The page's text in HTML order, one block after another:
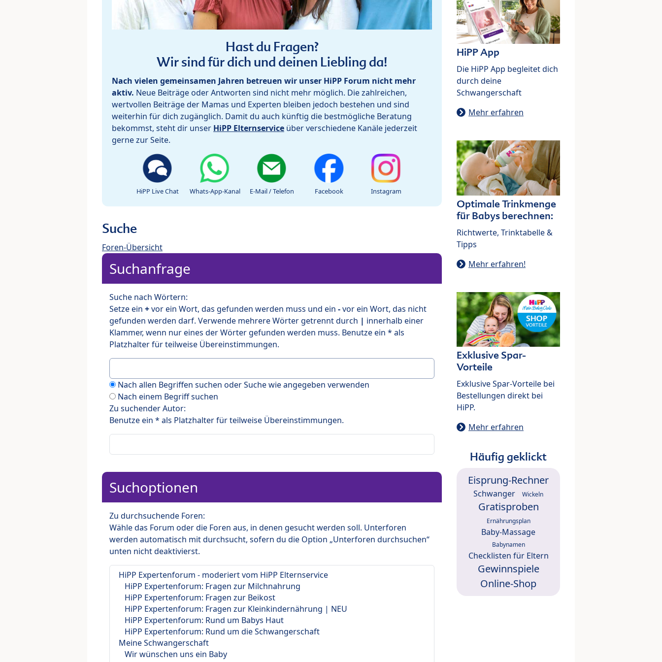
Hast du Fragen?
Wir sind für dich und deinen Liebling da!
Nach vielen gemeinsamen Jahren betreuen wir unser HiPP Forum nicht mehr
aktiv. Neue Beiträge oder Antworten sind nicht mehr möglich. Die zahlreichen,
wertvollen Beiträge der Mamas und Experten bleiben jedoch bestehen und sind
weiterhin für dich zugänglich. Damit du auch künftig die bestmögliche Beratung
bekommst, steht dir unser HiPP Elternservice über verschiedene Kanäle jederzeit
gerne zur Seite.
HiPP Live Chat Whats-App-Kanal E-Mail / Telefon Facebook Instagram
Suche
Foren-Übersicht
Suchanfrage
Suche nach Wörtern:
Setze ein +vor ein Wort, das gefunden werden muss und ein -vor ein Wort, das nicht
gefunden werden darf. Verwende mehrere Wörter getrennt durch | innerhalb einer
Klammer, wenn nur eines der Wörter gefunden werden muss. Benutze ein * als
Platzhalter für teilweise Übereinstimmungen.
Nach allen Begriffen suchen oder Suche wie angegeben verwenden
Nach einem Begriff suchen
Zu suchender Autor:
Benutze ein * als Platzhalter für teilweise Übereinstimmungen.
Suchoptionen
Zu durchsuchende Foren:
Wähle das Forum oder die Foren aus, in denen gesucht werden soll. Unterforen
werden automatisch mit durchsucht, sofern du die Option „Unterforen durchsuchen“
unten nicht deaktivierst.
HiPP App
Die HiPP App begleitet dich
durch deine
Schwangerschaft
Mehr erfahren
Optimale Trinkmenge
für Babys berechnen:
Richtwerte, Trinktabelle &
Tipps
Mehr erfahren!
Exklusive Spar-
Vorteile
Exklusive Spar-Vorteile bei
Bestellungen direkt bei
HiPP.
Mehr erfahren
Häufig geklickt
Eisprung-Rechner
Schwanger Wickeln
Gratisproben
Ernährungsplan
Baby-Massage
Babynamen
Checklisten für Eltern
Gewinnspiele
Online-Shop